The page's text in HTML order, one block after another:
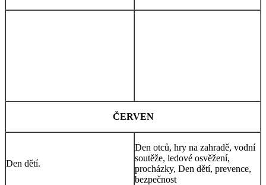
ČERVEN
Den dětí.
Den otců, hry na zahradě, vodní
soutěže, ledové osvěžení,
procházky, Den dětí, prevence,
bezpečnost